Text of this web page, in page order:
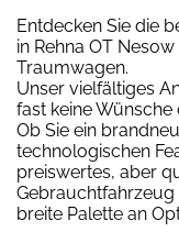
Entdecken Sie die
in Rehna OT
Traumwagen.
Unser vielfältiges
fast keine Wünsche
Ob Sie ein
technologischen
preiswertes, aber
Gebrauchtfahrzeug
breite Palette an